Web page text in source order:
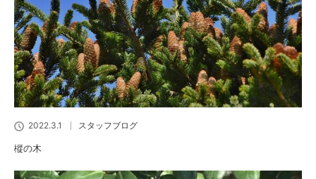
2022.3.1 スタッフブログ
樅の木